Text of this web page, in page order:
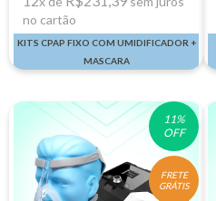
no cartão
KITS CPAP FIXO COM UMIDIFICADOR +
MASCARA
11%
OFF
FRETE
GRÁTIS